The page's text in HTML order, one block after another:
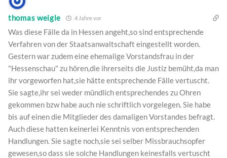
thomas weigle 4 Jahre vor
Was diese Fälle da in Hessen angeht,so sind entsprechende
Verfahren von der Staatsanwaltschaft eingestellt worden.
Gestern war zudem eine ehemalige Vorstandsfrau in der
"Hessenschau" zu hören,die ihrerseits die Justiz bemüht,da man
ihr vorgeworfen hat,sie hätte entsprechende Fälle vertuscht.
Sie sagte,ihr sei weder mündlich entsprechendes zu Ohren
gekommen bzw habe auch nie schriftlich vorgelegen. Sie habe
bis auf einen die Mitglieder des damaligen Vorstandes befragt.
Auch diese hatten keinerlei Kenntnis von entsprechenden
Handlungen. Sie sagte noch,sie sei selber Missbrauchsopfer
gewesen,so dass sie solche Handlungen keinesfalls vertuscht